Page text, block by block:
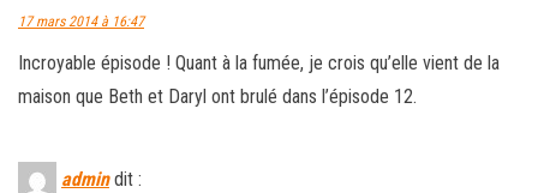
17 mars 2014 à 16:47
Incroyable épisode ! Quant à la fumée, je crois qu’elle vient de la
maison que Beth et Daryl ont brulé dans l’épisode 12.
admin dit :